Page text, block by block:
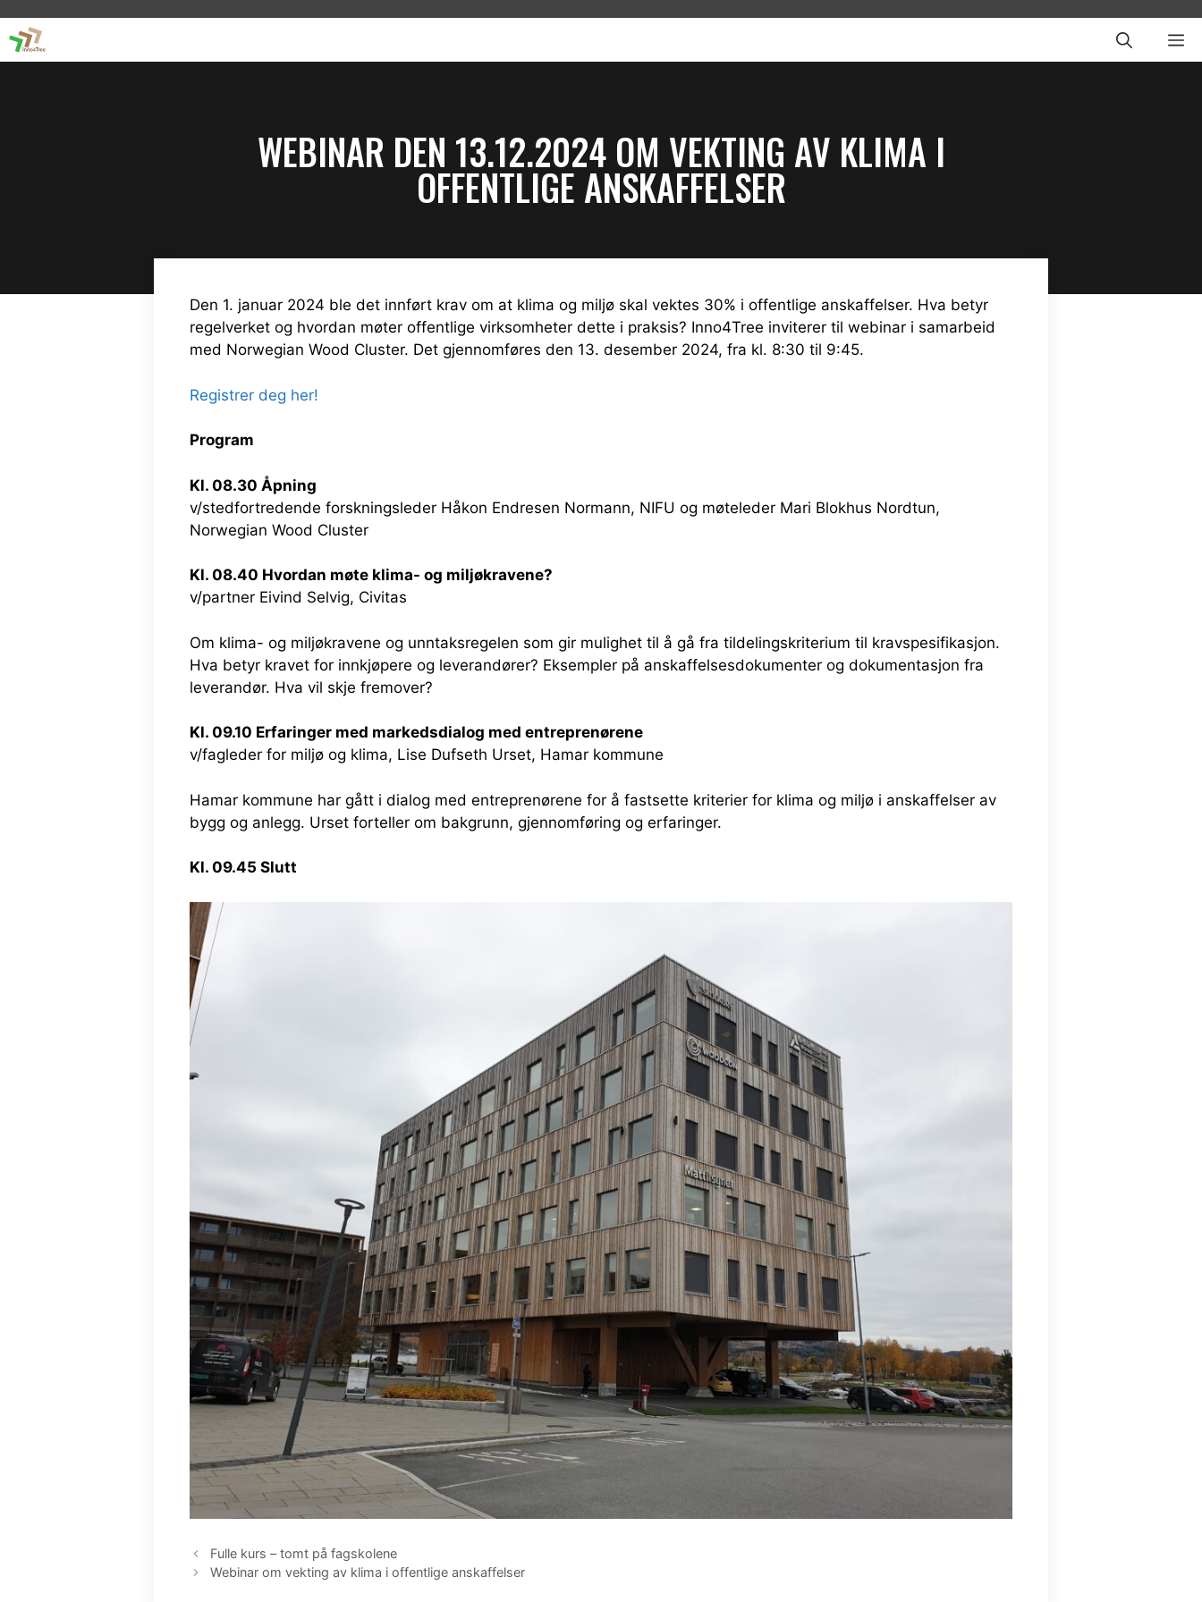
to
content
WEBINAR DEN 13.12.2024 OM VEKTING AV KLIMA I
OFFENTLIGE ANSKAFFELSER
Den 1. januar 2024 ble det innført krav om at klima og miljø skal vektes 30% i offentlige anskaffelser. Hva betyr
regelverket og hvordan møter offentlige virksomheter dette i praksis? Inno4Tree inviterer til webinar i samarbeid
med Norwegian Wood Cluster. Det gjennomføres den 13. desember 2024, fra kl. 8:30 til 9:45.
Registrer deg her!
Program
Kl. 08.30 Åpning
v/stedfortredende forskningsleder Håkon Endresen Normann, NIFU og møteleder Mari Blokhus Nordtun,
Norwegian Wood Cluster
Kl. 08.40 Hvordan møte klima- og miljøkravene?
v/partner Eivind Selvig, Civitas
Om klima- og miljøkravene og unntaksregelen som gir mulighet til å gå fra tildelingskriterium til kravspesifikasjon.
Hva betyr kravet for innkjøpere og leverandører? Eksempler på anskaffelsesdokumenter og dokumentasjon fra
leverandør. Hva vil skje fremover?
Kl. 09.10 Erfaringer med markedsdialog med entreprenørene
v/fagleder for miljø og klima, Lise Dufseth Urset, Hamar kommune
Hamar kommune har gått i dialog med entreprenørene for å fastsette kriterier for klima og miljø i anskaffelser av
bygg og anlegg. Urset forteller om bakgrunn, gjennomføring og erfaringer.
Kl. 09.45 Slutt
Fulle kurs – tomt på fagskolene
Webinar om vekting av klima i offentlige anskaffelser